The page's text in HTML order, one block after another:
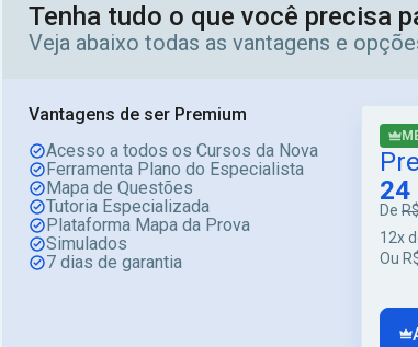
Tenha tudo o que você precisa
Veja abaixo todas as vantagens e
Vantagens de ser Premium
Acesso a todos os Cursos da Nova
Ferramenta Plano do Especialista
Mapa de Questões
Tutoria Especializada
Plataforma Mapa da Prova
Simulados
7 dias de garantia
24
De
12x
Ou